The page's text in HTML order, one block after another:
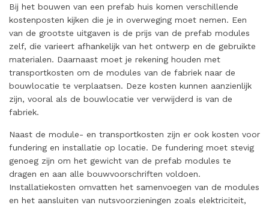
Bij het bouwen van een prefab huis komen verschillende
kostenposten kijken die je in overweging moet nemen. Een
van de grootste uitgaven is de prijs van de prefab modules
zelf, die varieert afhankelijk van het ontwerp en de gebruikte
materialen. Daarnaast moet je rekening houden met
transportkosten om de modules van de fabriek naar de
bouwlocatie te verplaatsen. Deze kosten kunnen aanzienlijk
zijn, vooral als de bouwlocatie ver verwijderd is van de
fabriek.
Naast de module- en transportkosten zijn er ook kosten voor
fundering en installatie op locatie. De fundering moet stevig
genoeg zijn om het gewicht van de prefab modules te
dragen en aan alle bouwvoorschriften voldoen.
Installatiekosten omvatten het samenvoegen van de modules
en het aansluiten van nutsvoorzieningen zoals elektriciteit,